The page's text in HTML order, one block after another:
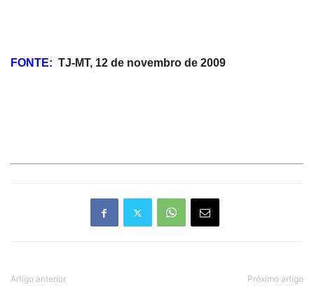
FONTE: TJ-MT, 12 de novembro de 2009
Artigo anterior Próximo artigo